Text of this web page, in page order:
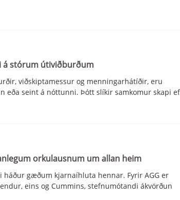
á stórum útiviðburðum
viðskiptamessur og menningarhátíðir, eru
eða seint á nóttunni. Þótt slíkir samkomur skapi
orkulausnum um allan heim
gæðum kjarnaíhluta hennar. Fyrir AGG er
eins og Cummins, stefnumótandi ákvörðun